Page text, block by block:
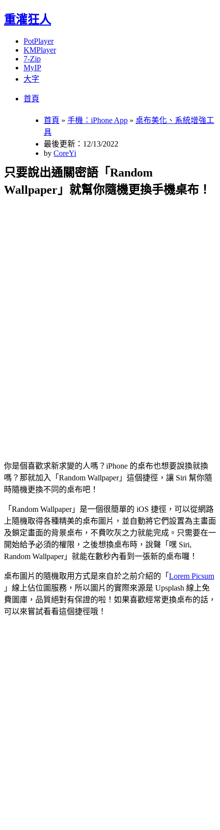
重灌狂人
PotPlayer
KMPlayer
7-Zip
MyIP
大字
首頁
首頁 » 手機：iPhone App » 桌布美化、系統增強工
具
最後更新：12/13/2022
by CoreYi
只要說出通關密語「Random
Wallpaper」就幫你隨機更換手機桌布！
你是個喜歡求新求變的人嗎？iPhone 的桌布也想要說換就換
嗎？那就加入「Random Wallpaper」這個捷徑，讓 Siri 幫你隨
時隨機更換不同的桌布吧！
「Random Wallpaper」是一個很簡單的 iOS 捷徑，可以從網路
上隨機取得各種精美的桌布圖片，並自動將它們設置為主畫面
及鎖定畫面的背景桌布，不費吹灰之力就能完成。只需要在一
開始給予必須的權限，之後想換桌布時，說聲「嘿 Siri,
Random Wallpaper」就能在數秒內看到一張新的桌布囉！
桌布圖片的隨機取用方式是來自於之前介紹的「 Lorem Picsum
」線上佔位圖服務，所以圖片的實際來源是 Upsplash 線上免
費圖庫，品質絕對有保證的啦！如果喜歡經常更換桌布的話，
可以來嘗試看看這個捷徑哦！